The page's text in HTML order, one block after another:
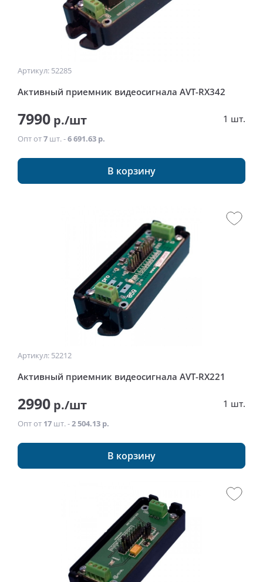
Артикул: 52285
Активный приемник видеосигнала AVT-RX342
7990 р./шт 1 шт.
Опт от7 шт. -6 691.63 р.
В корзину
Артикул: 52212
Активный приемник видеосигнала AVT-RX221
2990 р./шт 1 шт.
Опт от 17 шт. -2 504.13 р.
В корзину